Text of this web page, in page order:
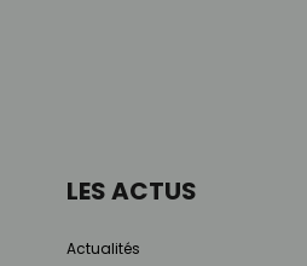
LES ACTUS
Actualités